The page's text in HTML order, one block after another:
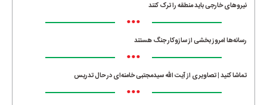
نیروهای خارجی باید منطقه را ترک کنند
•••
رسانه‌ها امروز بخشی از سازوکار جنگ هستند
•••
تماشا کنید | تصاویری از آیت الله سیدمجتبی خامنه‌ای در حال تدریس
•••